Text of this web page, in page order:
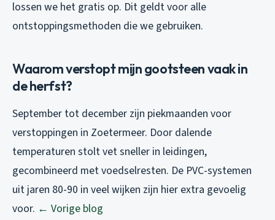
lossen we het gratis op. Dit geldt voor alle
ontstoppingsmethoden die we gebruiken.
Waarom verstopt mijn gootsteen vaak in
de herfst?
September tot december zijn piekmaanden voor
verstoppingen in Zoetermeer. Door dalende
temperaturen stolt vet sneller in leidingen,
gecombineerd met voedselresten. De PVC-systemen
uit jaren 80-90 in veel wijken zijn hier extra gevoelig
voor. ← Vorige blog